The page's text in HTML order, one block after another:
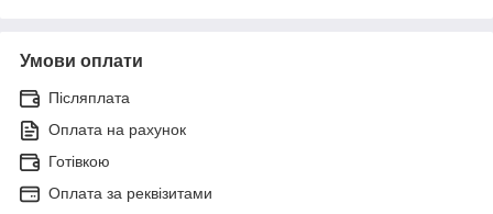
Умови оплати
Післяплата
Оплата на рахунок
Готівкою
Оплата за реквізитами